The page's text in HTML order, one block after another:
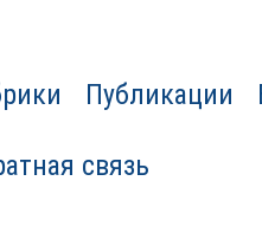
Публикации
связь